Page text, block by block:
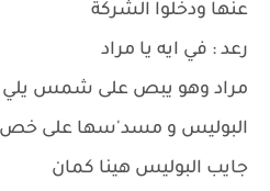
عنها ودخلوا الشركة
رعد : في ايه يا مراد
مراد وهو يبص على شمس يلي
البوليس و مسد'سها على
جايب البوليس هينا كمان